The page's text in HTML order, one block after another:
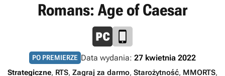
Romans: Age of Caesar
PO PREMIERZE Data wydania: 27 kwietnia 2022
Strategiczne, RTS, Zagraj za darmo, Starożytność, MMORTS,